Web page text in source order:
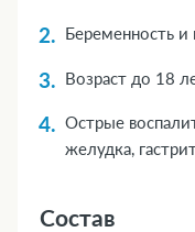
Беременность и
Возраст до 18
Острые
желудка,
Состав